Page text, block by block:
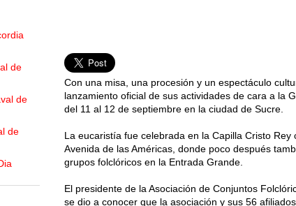
Con una misa, una procesión y un espectáculo
lanzamiento oficial de sus actividades de cara a la
del 11 al 12 de septiembre en la ciudad de Sucre.
La eucaristía fue celebrada en la Capilla Cristo
Avenida de las Américas, donde poco después
grupos folclóricos en la Entrada Grande.
El presidente de la Asociación de Conjuntos
se dio a conocer que la asociación y sus 56
de
de
de